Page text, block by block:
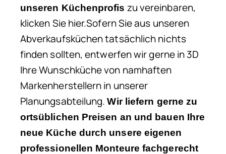
unseren Küchenprofis zu vereinbaren,
klicken Sie hier.Sofern Sie aus unseren
Abverkaufsküchen tatsächlich nichts
finden sollten, entwerfen wir gerne in 3D
Ihre Wunschküche von namhaften
Markenherstellern in unserer
Planungsabteilung.Wir liefern gerne zu
ortsüblichen Preisen an und bauen Ihre
neue Küche durch unsere eigenen
professionellen Monteure fachgerecht